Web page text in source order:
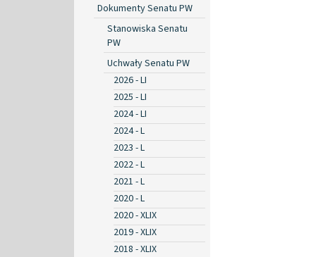
Dokumenty Senatu PW
Stanowiska Senatu
PW
Uchwały Senatu PW
2026 - LI
2025 - LI
2024 - LI
2024 - L
2023 - L
2022 - L
2021 - L
2020 - L
2020 - XLIX
2019 - XLIX
2018 - XLIX